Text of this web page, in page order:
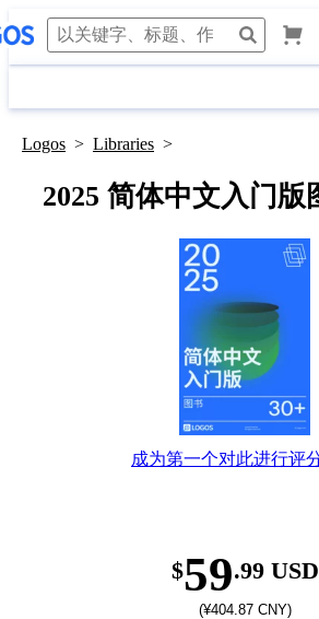
Logos > Libraries >
2025 简体中文入门版
成为第一个对此进行评
$59.99 USD
(¥404.87 CNY)